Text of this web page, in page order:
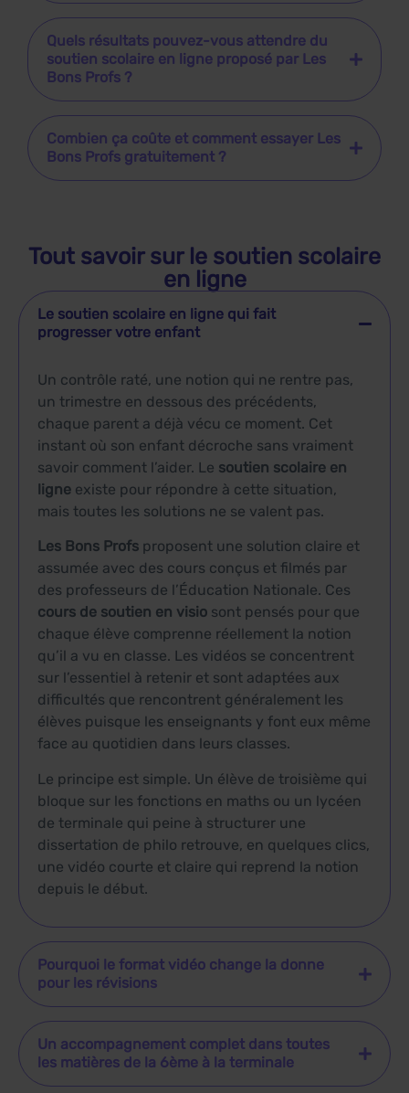
Quels résultats pouvez-vous attendre du
soutien scolaire en ligne proposé par Les
Bons Profs ?
Combien ça coûte et comment essayer Les
Bons Profs gratuitement ?
Tout savoir sur le soutien scolaire
en ligne
Le soutien scolaire en ligne qui fait
progresser votre enfant
Un contrôle raté, une notion qui ne rentre pas,
un trimestre en dessous des précédents,
chaque parent a déjà vécu ce moment. Cet
instant où son enfant décroche sans vraiment
savoir comment l’aider. Le soutien scolaire en
ligne existe pour répondre à cette situation,
mais toutes les solutions ne se valent pas.
Les Bons Profs proposent une solution claire et
assumée avec des cours conçus et filmés par
des professeurs de l’Éducation Nationale. Ces
cours de soutien en visio sont pensés pour que
chaque élève comprenne réellement la notion
qu’il a vu en classe. Les vidéos se concentrent
sur l’essentiel à retenir et sont adaptées aux
difficultés que rencontrent généralement les
élèves puisque les enseignants y font eux même
face au quotidien dans leurs classes.
Le principe est simple. Un élève de troisième qui
bloque sur les fonctions en maths ou un lycéen
de terminale qui peine à structurer une
dissertation de philo retrouve, en quelques clics,
une vidéo courte et claire qui reprend la notion
depuis le début.
Pourquoi le format vidéo change la donne
pour les révisions
Un accompagnement complet dans toutes
les matières de la 6ème à la terminale